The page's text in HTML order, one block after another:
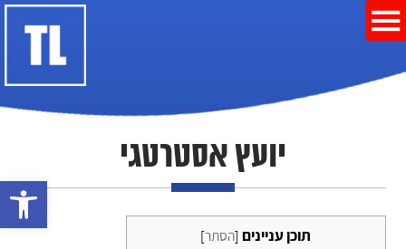
פתח
יועץ אסטרטגי
תוכן עניינים [הסתר]